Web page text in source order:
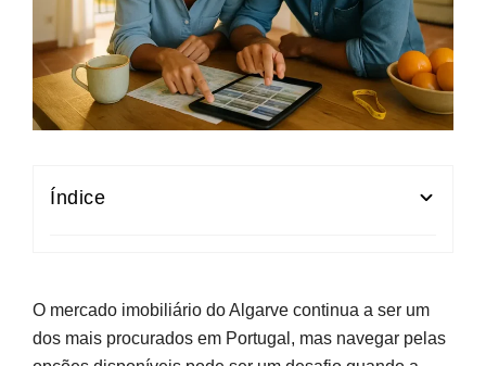
Índice
Preços de Compra na Região
Mercado de Arrendamento no Algarve
O mercado imobiliário do Algarve continua a ser um
dos mais procurados em Portugal, mas navegar pelas